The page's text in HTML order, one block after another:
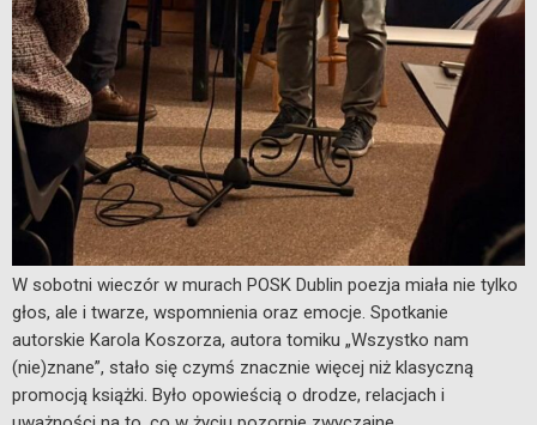
W sobotni wieczór w murach POSK Dublin poezja miała nie tylko
głos, ale i twarze, wspomnienia oraz emocje. Spotkanie
autorskie Karola Koszorza, autora tomiku „Wszystko nam
(nie)znane”, stało się czymś znacznie więcej niż klasyczną
promocją książki. Było opowieścią o drodze, relacjach i